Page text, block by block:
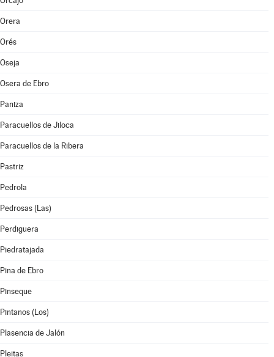
Orera
Orés
Oseja
Osera de Ebro
Paniza
Paracuellos de Jiloca
Paracuellos de la Ribera
Pastriz
Pedrola
Pedrosas (Las)
Perdiguera
Piedratajada
Pina de Ebro
Pinseque
Pintanos (Los)
Plasencia de Jalón
Pleitas